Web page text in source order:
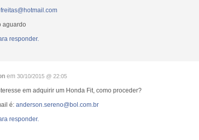
aguardo
responder.
em 30/10/2015 @ 22:05
em adquirir um Honda Fit, como proceder?
é: anderson.sereno@bol.com.br
responder.